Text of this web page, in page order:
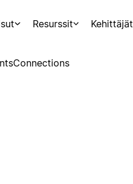
Resurssit Kehittäjät
Connections